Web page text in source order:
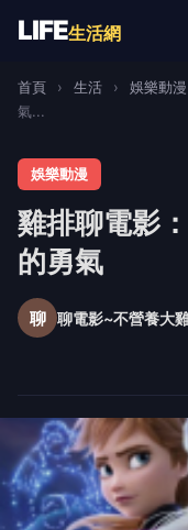
LIFE生活網
首頁 › 生活 › 娛樂動漫
氣...
娛樂動漫
雞排聊電影
的勇氣
聊 聊電影~不營養大